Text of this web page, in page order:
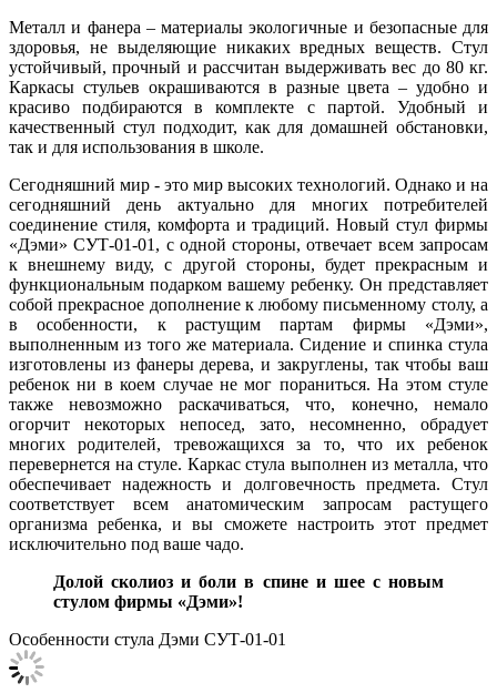
Металл и фанера – материалы экологичные и безопасные для
здоровья, не выделяющие никаких вредных веществ. Стул
устойчивый, прочный и рассчитан выдерживать вес до 80 кг.
Каркасы стульев окрашиваются в разные цвета – удобно и
красиво подбираются в комплекте с партой. Удобный и
качественный стул подходит, как для домашней обстановки,
так и для использования в школе.
Сегодняшний мир - это мир высоких технологий. Однако и на
сегодняшний день актуально для многих потребителей
соединение стиля, комфорта и традиций. Новый стул фирмы
«Дэми» СУТ-01-01, с одной стороны, отвечает всем запросам
к внешнему виду, с другой стороны, будет прекрасным и
функциональным подарком вашему ребенку. Он представляет
собой прекрасное дополнение к любому письменному столу, а
в особенности, к растущим партам фирмы «Дэми»,
выполненным из того же материала. Сидение и спинка стула
изготовлены из фанеры дерева, и закруглены, так чтобы ваш
ребенок ни в коем случае не мог пораниться. На этом стуле
также невозможно раскачиваться, что, конечно, немало
огорчит некоторых непосед, зато, несомненно, обрадует
многих родителей, тревожащихся за то, что их ребенок
перевернется на стуле. Каркас стула выполнен из металла, что
обеспечивает надежность и долговечность предмета. Стул
соответствует всем анатомическим запросам растущего
организма ребенка, и вы сможете настроить этот предмет
исключительно под ваше чадо.
Долой сколиоз и боли в спине и шее с новым
стулом фирмы «Дэми»!
Особенности стула Дэми СУТ-01-01